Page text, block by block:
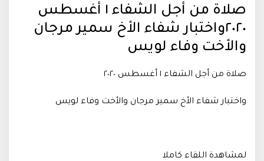
صلاة من أجل الشفاء ١ أغسطس
٢٠٢٠واختبار شفاء الأخ سمير مرجان
والأخت وفاء لويس
صلاة من أجل الشفاء ١ أغسطس ٢٠٢٠
واختبار شفاء الأخ سمير مرجان والأخت وفاء لويس
لمشاهدة اللقاء كاملا